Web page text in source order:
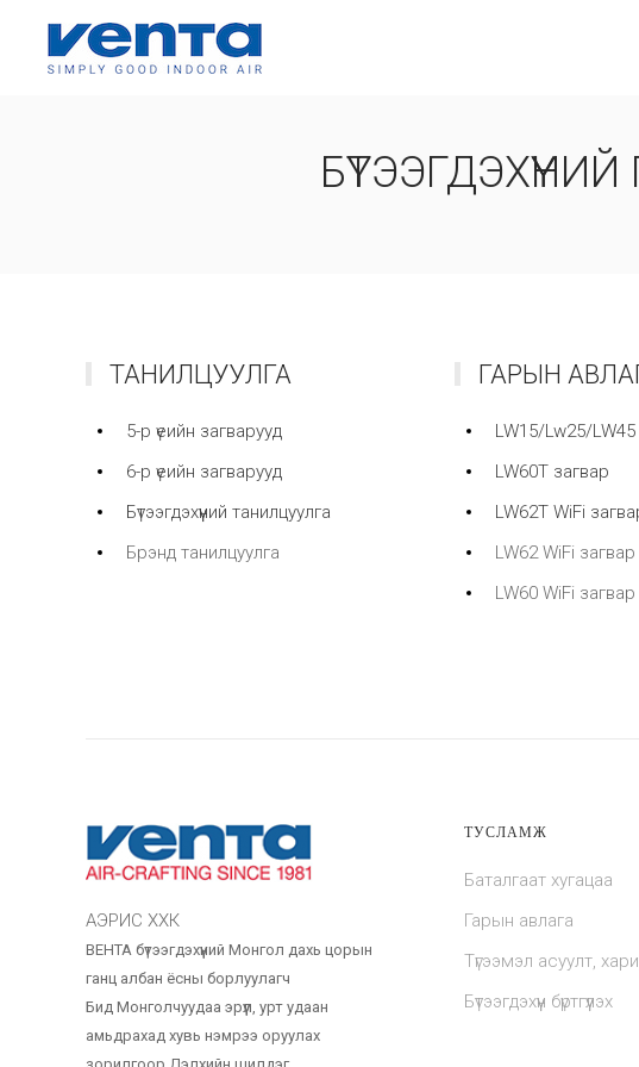
ТАНИЛЦУУЛГА
5-р үеийн загварууд
6-р үеийн загварууд
Бүтээгдэхүүний танилцуулга
Брэнд танилцуулга
ГАРЫН
LW15/Lw25/LW45
LW60T загвар
LW62T WiFi
LW62 WiFi загвар
LW60 WiFi загвар
АЭРИС ХХК
ВЕНТА бүтээгдэхүүний Монгол дахь цорын
ганц албан ёсны борлуулагч
Бид Монголчуудаа эрүүл, урт удаан
амьдрахад хувь нэмрээ оруулах
ТУСЛАМЖ
Баталгаат хугацаа
Гарын авлага
Түгээмэл асуулт,
Бүтээгдэхүүн бүртгүүлэх